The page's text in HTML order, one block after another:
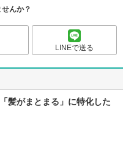
んか？
LINEで送る
髪がまとまる」に特化した